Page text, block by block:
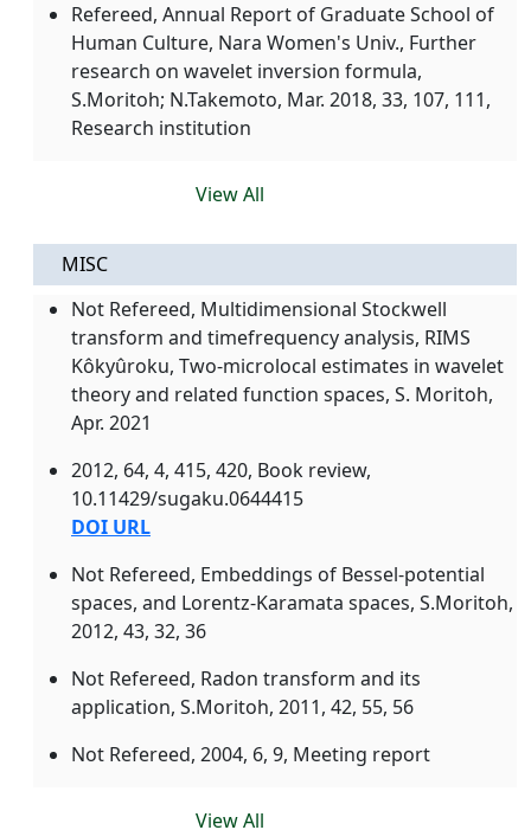
Refereed, Annual Report of Graduate School of
Human Culture, Nara Women's Univ., Further
research on wavelet inversion formula,
S.Moritoh; N.Takemoto, Mar. 2018, 33, 107, 111,
Research institution
View All
MISC
Not Refereed, Multidimensional Stockwell
transform and timefrequency analysis, RIMS
Kôkyûroku, Two-microlocal estimates in wavelet
theory and related function spaces, S. Moritoh,
Apr. 2021
2012, 64, 4, 415, 420, Book review,
10.11429/sugaku.0644415
DOI URL
Not Refereed, Embeddings of Bessel-potential
spaces, and Lorentz-Karamata spaces, S.Moritoh,
2012, 43, 32, 36
Not Refereed, Radon transform and its
application, S.Moritoh, 2011, 42, 55, 56
Not Refereed, 2004, 6, 9, Meeting report
View All